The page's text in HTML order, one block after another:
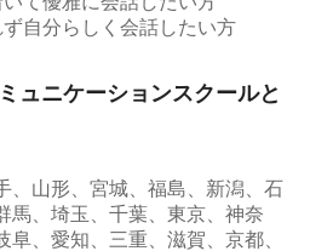
自分らしく会話したい方
ュニケーションスクールと
、山形、宮城、福島、新潟、石
馬、埼玉、千葉、東京、神奈
阜、愛知、三重、滋賀、京都、